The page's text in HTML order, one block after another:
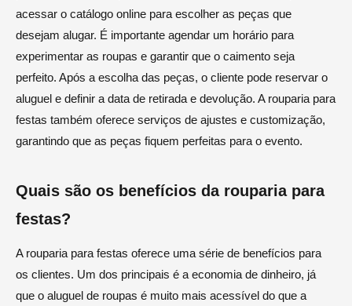
acessar o catálogo online para escolher as peças que
desejam alugar. É importante agendar um horário para
experimentar as roupas e garantir que o caimento seja
perfeito. Após a escolha das peças, o cliente pode reservar o
aluguel e definir a data de retirada e devolução. A rouparia para
festas também oferece serviços de ajustes e customização,
garantindo que as peças fiquem perfeitas para o evento.
Quais são os benefícios da rouparia para
festas?
A rouparia para festas oferece uma série de benefícios para
os clientes. Um dos principais é a economia de dinheiro, já
que o aluguel de roupas é muito mais acessível do que a